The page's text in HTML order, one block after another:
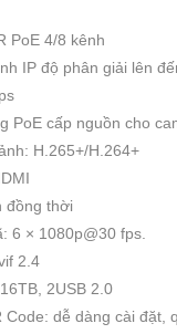
PoE 4/8 kênh
IP độ phân giải lên
PoE cấp nguồn cho
H.265+/H.264+
đồng thời
6 × 1080p@30 fps.
2.4
2USB 2.0
Code: dễ dàng cài đặt,